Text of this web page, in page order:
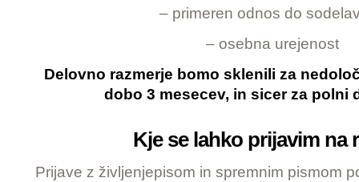
– primeren odnos do
– osebna urejenost
Delovno razmerje bomo sklenili za
dobo 3 mesecev, in sicer za polni
Kje se lahko prijavim na
Prijave z življenjepisom in spremnim pismom